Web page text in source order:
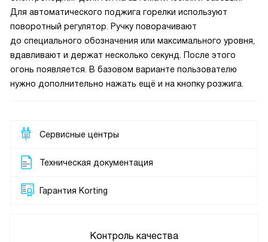
Для автоматического поджига горелки используют
поворотный регулятор. Ручку поворачивают
до специального обозначения или максимального уровня,
вдавливают и держат несколько секунд. После этого
огонь появляется. В базовом варианте пользователю
нужно дополнительно нажать ещё и на кнопку розжига.
Сервисные центры
Техническая документация
Гарантия Korting
Контроль качества